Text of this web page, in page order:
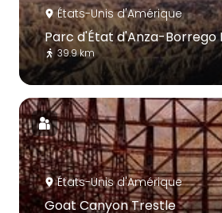
États-Unis d'Amérique
Parc d'État d'Anza-Borrego
39.9 km
États-Unis d'Amérique
Goat Canyon Trestle